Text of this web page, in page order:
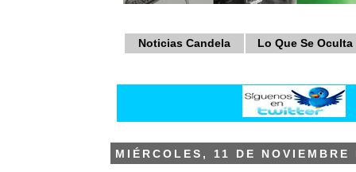
Noticias Candela Lo Que Se Oculta
MIÉRCOLES, 11 DE NOVIEMBRE